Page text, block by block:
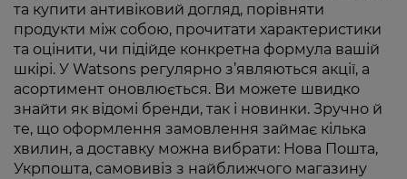
та купити антивіковий догляд, порівняти
продукти між собою, прочитати характеристики
та оцінити, чи підійде конкретна формула вашій
шкірі. У Watsons регулярно з’являються акції, а
асортимент оновлюється. Ви можете швидко
знайти як відомі бренди, так і новинки. Зручно й
те, що оформлення замовлення займає кілька
хвилин, а доставку можна вибрати: Нова Пошта,
Укрпошта, самовивіз з найближчого магазину